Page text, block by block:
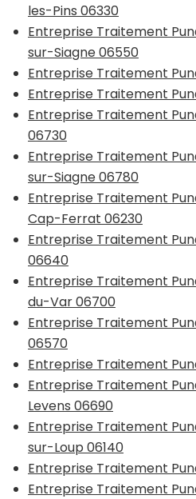
les-Pins 06330
Entreprise Traitement
sur-Siagne 06550
Entreprise Traitement
Entreprise Traitement
Entreprise Traitement
06730
Entreprise Traitement
sur-Siagne 06780
Entreprise Traitement
Cap-Ferrat 06230
Entreprise Traitement
06640
Entreprise Traitement
du-Var 06700
Entreprise Traitement
06570
Entreprise Traitement
Entreprise Traitement
Levens 06690
Entreprise Traitement
sur-Loup 06140
Entreprise Traitement
Entreprise Traitement